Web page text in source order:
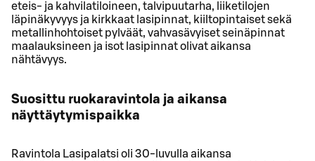
eteis- ja kahvilatiloineen, talvipuutarha, liiketilojen
läpinäkyvyys ja kirkkaat lasipinnat, kiiltopintaiset sekä
metallinhohtoiset pylväät, vahvasävyiset seinäpinnat
maalauksineen ja isot lasipinnat olivat aikansa
nähtävyys.
Suosittu ruokaravintola ja aikansa
näyttäytymispaikka
Ravintola Lasipalatsi oli 30-luvulla aikansa